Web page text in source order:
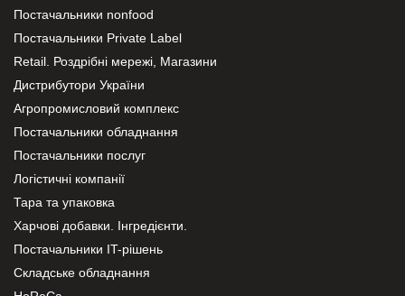
Постачальники nonfood
Постачальники Private Label
Retail. Роздрібні мережі, Магазини
Дистрибутори України
Агропромисловий комплекс
Постачальники обладнання
Постачальники послуг
Логістичні компанії
Тара та упаковка
Харчові добавки. Інгредієнти.
Постачальники IT-рішень
Складське обладнання